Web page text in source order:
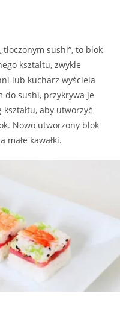
sushi”, to blok
kształtu, zwykle
lub kucharz wyściela
do sushi, przykrywa je
aby utworzyć
Nowo utworzony blok
kawałki.